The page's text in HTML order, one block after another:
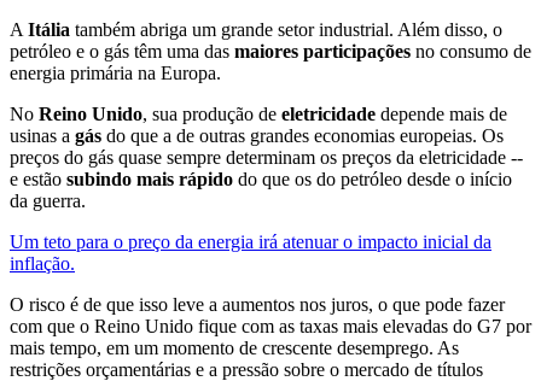
A Itália também abriga um grande setor industrial. Além disso, o
petróleo e o gás têm uma das maiores participações no consumo de
energia primária na Europa.
No Reino Unido, sua produção de eletricidade depende mais de
usinas a gás do que a de outras grandes economias europeias. Os
preços do gás quase sempre determinam os preços da eletricidade --
e estão subindo mais rápido do que os do petróleo desde o início
da guerra.
Um teto para o preço da energia irá atenuar o impacto inicial da
inflação.
O risco é de que isso leve a aumentos nos juros, o que pode fazer
com que o Reino Unido fique com as taxas mais elevadas do G7 por
mais tempo, em um momento de crescente desemprego. As
restrições orçamentárias e a pressão sobre o mercado de títulos